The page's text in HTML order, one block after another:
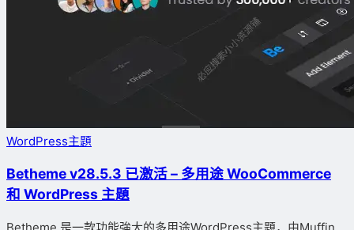
WordPress主題
Betheme v28.5.3 已激活 – 多用途 WooCommerce
和 WordPress 主題